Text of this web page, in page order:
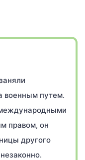
военным путем.
правом, он
другого